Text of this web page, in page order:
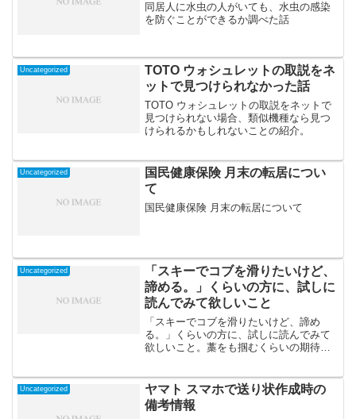
同居人に水虫の人がいても、水虫の感染
を防ぐことができるか調べた話
Uncategorized
TOTO ウォシュレットの取説をネ
ットで見つけられなかった話
TOTO ウォシュレットの取説をネットで
見つけられない場合、類似機種なら見つ
けられるかもしれないことの紹介。
Uncategorized
国民健康保険 月末の転居につい
て
国民健康保険 月末の転居について
Uncategorized
「スキーでコブを滑りたいけど、
諦める。」くらいの方に、試しに
読んでみて欲しいこと
「スキーでコブを滑りたいけど、諦め
る。」くらいの方に、試しに読んでみて
欲しいこと。藁をも掴むくらいの期待値
Uncategorized
ヤマト スマホで送り状作成時の
備考情報